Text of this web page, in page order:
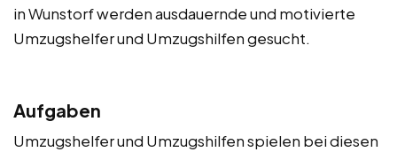
in Wunstorf werden ausdauernde und motivierte
Umzugshelfer und Umzugshilfen gesucht.
Aufgaben
Umzugshelfer und Umzugshilfen spielen bei diesen